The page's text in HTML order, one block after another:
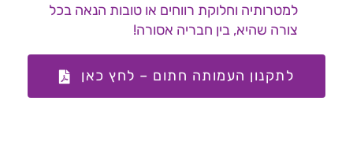
למטרותיה וחלוקת רווחים או טובות הנאה בכל
צורה שהיא, בין חבריה אסורה!
לתקנון העמותה חתום – לחץ כאן